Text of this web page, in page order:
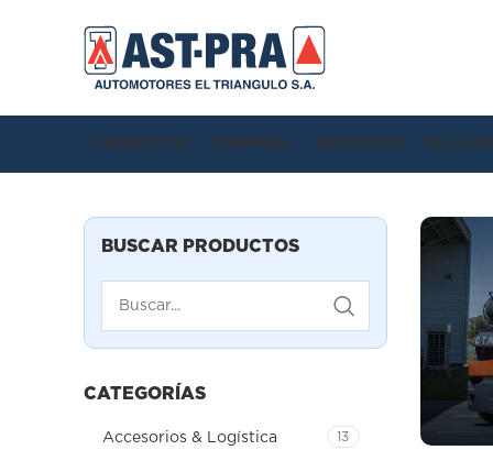
PRODUCTOS COMPAÑIA REPUESTOS PLAN
BUSCAR PRODUCTOS
CATEGORÍAS
Accesorios & Logística 13